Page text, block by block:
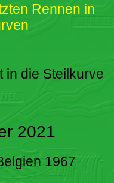
Rennen in
in die Steilkurve
2021
1967